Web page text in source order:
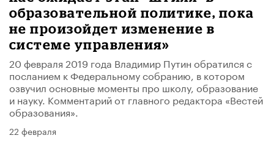
образовательной политике, пока
не произойдет изменение в
системе управления»
20 февраля 2019 года Владимир Путин обратился с
посланием к Федеральному собранию, в котором
озвучил основные моменты про школу, образование
и науку. Комментарий от главного редактора «Вестей
образования».
22 февраля